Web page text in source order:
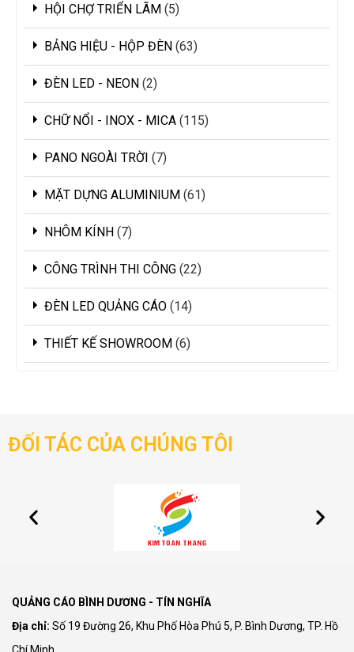
HỘI CHỢ TRIỂN LÃM 5
BẢNG HIỆU - HỘP ĐÈN 63
ĐÈN LED - NEON 2
CHỮ NỔI - INOX - MICA 115
PANO NGOÀI TRỜI 7
MẶT DỰNG ALUMINIUM 61
NHÔM KÍNH 7
CÔNG TRÌNH THI CÔNG 22
ĐÈN LED QUẢNG CÁO 14
THIẾT KẾ SHOWROOM 6
ĐỐI TÁC CỦA CHÚNG TÔI
QUẢNG CÁO BÌNH DƯƠNG - TÍN NGHĨA
Địa chỉ: Số 19 Đường 26, Khu Phố Hòa Phú 5, P. Bình Dương, TP. Hồ